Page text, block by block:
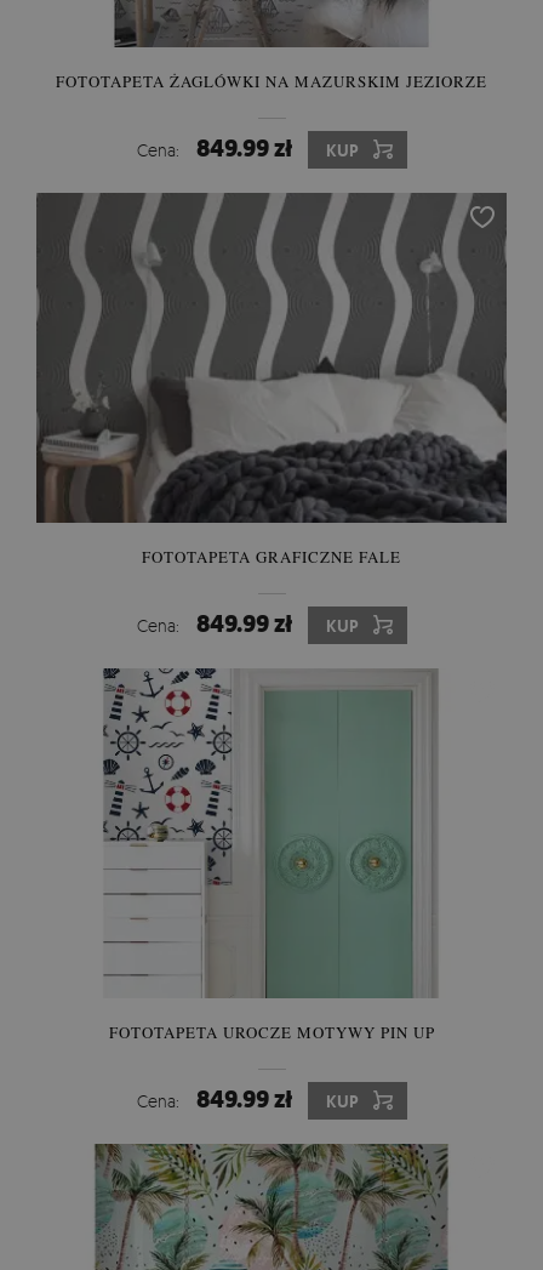
FOTOTAPETA ŻAGLÓWKI NA MAZURSKIM JEZIORZE
Cena: 849.99 zł KUP
FOTOTAPETA GRAFICZNE FALE
Cena: 849.99 zł KUP
FOTOTAPETA UROCZE MOTYWY PIN UP
Cena: 849.99 zł KUP